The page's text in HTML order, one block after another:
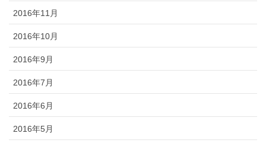
2016年11月
2016年10月
2016年9月
2016年7月
2016年6月
2016年5月